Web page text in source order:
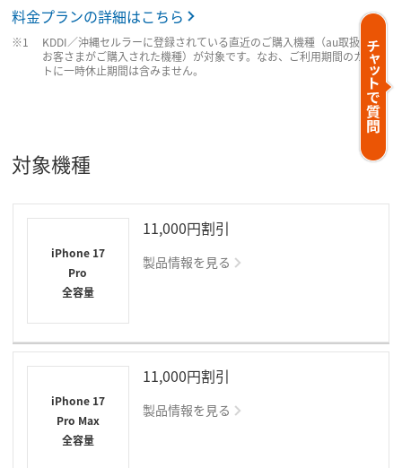
料金プランの詳細はこちら
KDDI／沖縄セルラーに登録されている直近のご購入機種（au取扱店で
お客さまがご購入された機種）が対象です。なお、ご利用期間のカウン
トに一時休止期間は含みません。
対象機種
iPhone 17
Pro
全容量
11,000円割引
製品情報を見る
iPhone 17
Pro Max
全容量
11,000円割引
製品情報を見る